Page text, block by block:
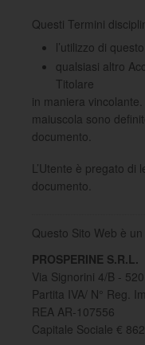
Questi Termini
l’utilizzo di
qualsiasi altro
Titolare
in maniera
maiuscola sono
documento.
L’Utente è pregato di
documento.
Questo Sito Web è
PROSPERINE S.R.L.
Via Signorini 4/B -
Partita IVA/ N° Reg.
REA AR-107556
Capitale Sociale €